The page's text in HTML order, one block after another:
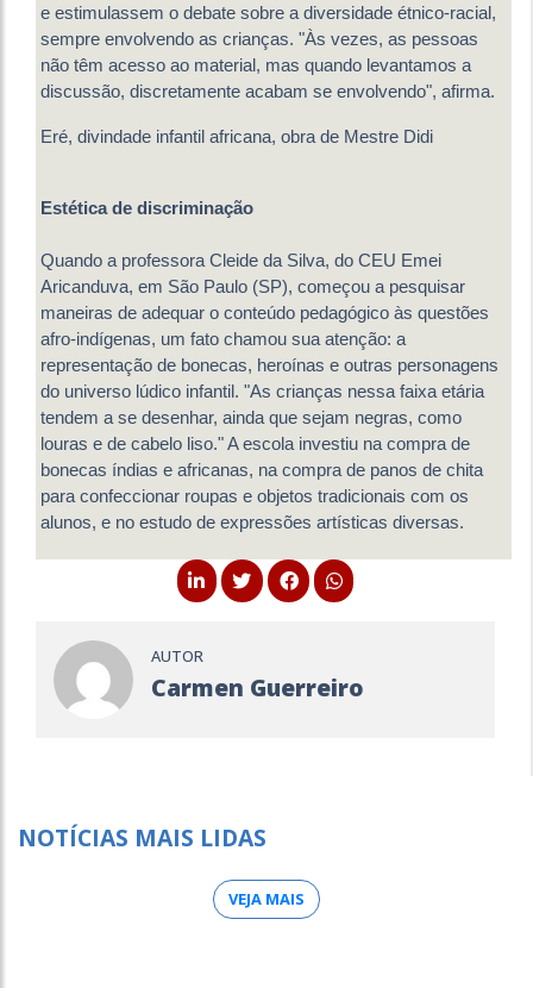
e estimulassem o debate sobre a diversidade étnico-racial,
sempre envolvendo as crianças. "Às vezes, as pessoas
não têm acesso ao material, mas quando levantamos a
discussão, discretamente acabam se envolvendo", afirma.
Eré, divindade infantil africana, obra de Mestre Didi
Estética de discriminação
Quando a professora Cleide da Silva, do CEU Emei
Aricanduva, em São Paulo (SP), começou a pesquisar
maneiras de adequar o conteúdo pedagógico às questões
afro-indígenas, um fato chamou sua atenção: a
representação de bonecas, heroínas e outras personagens
do universo lúdico infantil. "As crianças nessa faixa etária
tendem a se desenhar, ainda que sejam negras, como
louras e de cabelo liso." A escola investiu na compra de
bonecas índias e africanas, na compra de panos de chita
para confeccionar roupas e objetos tradicionais com os
alunos, e no estudo de expressões artísticas diversas.
AUTOR
Carmen Guerreiro
NOTÍCIAS MAIS LIDAS
VEJA MAIS